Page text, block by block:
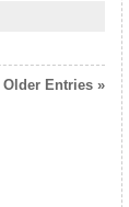
Older Entries »